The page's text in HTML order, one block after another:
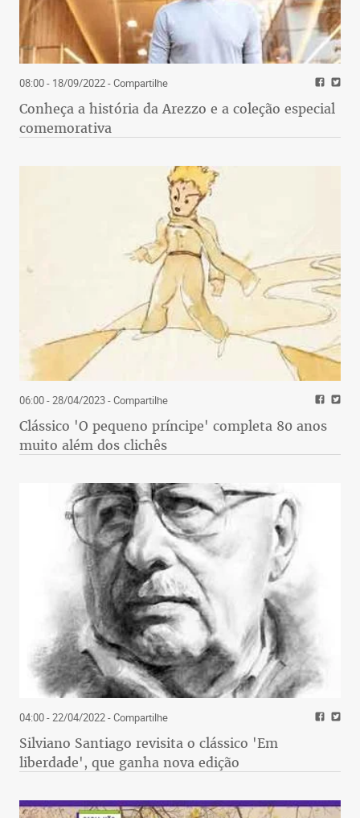
08:00 - 18/09/2022- Compartilhe
Conheça a história da Arezzo e a coleção especial
comemorativa
06:00 - 28/04/2023- Compartilhe
Clássico 'O pequeno príncipe' completa 80 anos
muito além dos clichês
04:00 - 22/04/2022- Compartilhe
Silviano Santiago revisita o clássico 'Em
liberdade', que ganha nova edição